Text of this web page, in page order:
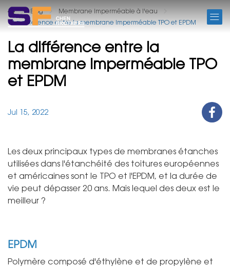
Blog
Membrane imperméable à l'eau
La différence entre la membrane imperméable TPO et EPDM
La différence entre la
membrane imperméable TPO
et EPDM
Jul 15, 2022
Les deux principaux types de membranes étanches
utilisées dans l'étanchéité des toitures européennes
et américaines sont le TPO et l'EPDM, et la durée de
vie peut dépasser 20 ans. Mais lequel des deux est le
meilleur ?
EPDM
Polymère composé d'éthylène et de propylène et